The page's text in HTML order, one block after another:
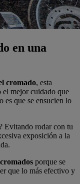
en una
cromado, esta
el mejor cuidado que
es que se ensucien lo
Evitando rodar con tu
exposición a la
porque se
que lo más efectivo y